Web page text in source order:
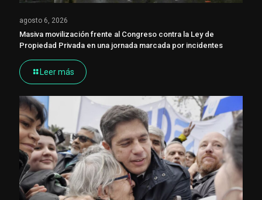
agosto 6, 2026
Masiva movilización frente al Congreso contra la Ley de
Propiedad Privada en una jornada marcada por incidentes
Leer más